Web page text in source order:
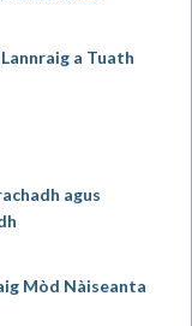
a Tuath
agus
Mòd Nàiseanta